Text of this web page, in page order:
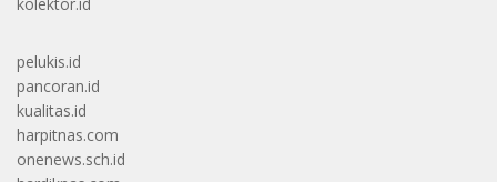
pelukis.id
pancoran.id
kualitas.id
harpitnas.com
onenews.sch.id